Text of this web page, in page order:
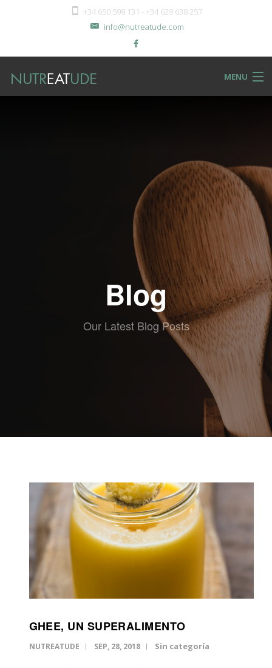
+34 650 598 131 - +34 629 638 257
info@nutreatude.com
MENU
Back
RECIPeatS
RECETAS
ESCRITAS
VIDEO
RECETAS
KIDS
Blog
Our Latest Blog Posts
GHEE, UN SUPERALIMENTO
NUTREATUDE SEP, 28, 2018 Sin categoría